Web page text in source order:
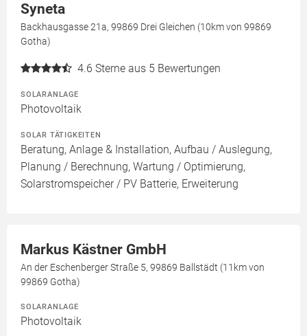
Syneta
Backhausgasse 21a, 99869 Drei Gleichen (10km von 99869
Gotha)
4.6 Sterne aus 5 Bewertungen
SOLARANLAGE
Photovoltaik
SOLAR TÄTIGKEITEN
Beratung, Anlage & Installation, Aufbau / Auslegung,
Planung / Berechnung, Wartung / Optimierung,
Solarstromspeicher / PV Batterie, Erweiterung
Markus Kästner GmbH
An der Eschenberger Straße 5, 99869 Ballstädt (11km von
99869 Gotha)
SOLARANLAGE
Photovoltaik